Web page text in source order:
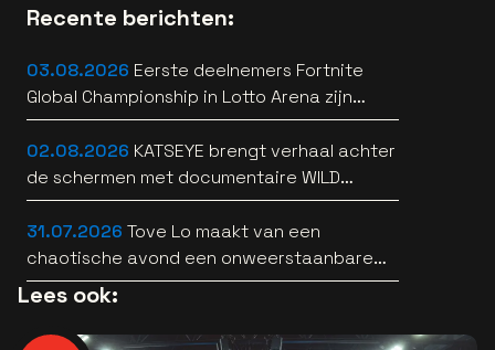
Recente berichten:
03.08.2026 Eerste deelnemers Fortnite
Global Championship in Lotto Arena zijn
bekend
02.08.2026 KATSEYE brengt verhaal achter
de schermen met documentaire WILD
HEARTS [trailer]
31.07.2026 Tove Lo maakt van een
chaotische avond een onweerstaanbare
popsong
Lees ook: